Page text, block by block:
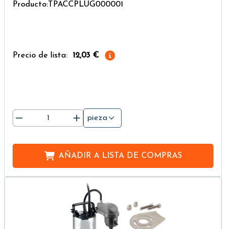
Producto:TPACCPLUG000001
Precio de lista: 12,03 €
pieza
AÑADIR ALISTA DE COMPRAS